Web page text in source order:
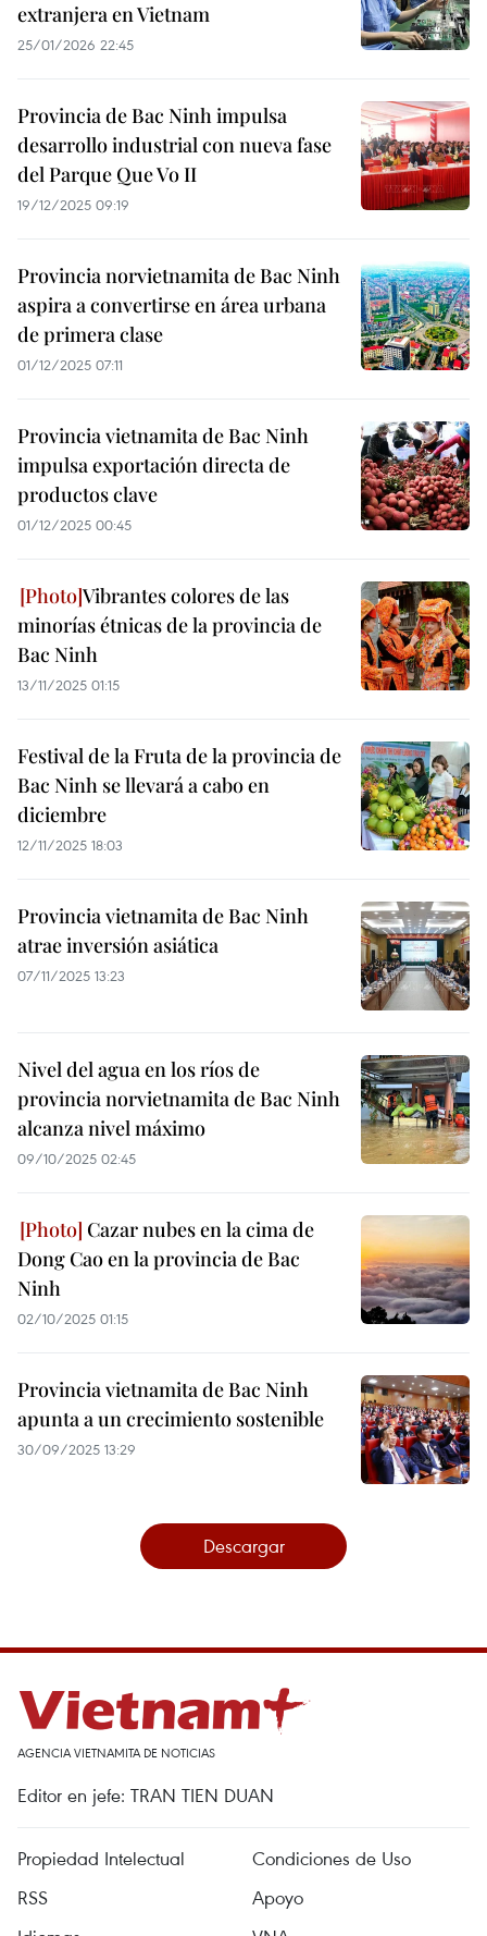
extranjera en Vietnam
25/01/2026 22:45
Provincia de Bac Ninh impulsa
desarrollo industrial con nueva fase
del Parque Que Vo II
19/12/2025 09:19
Provincia norvietnamita de Bac Ninh
aspira a convertirse en área urbana
de primera clase
01/12/2025 07:11
Provincia vietnamita de Bac Ninh
impulsa exportación directa de
productos clave
01/12/2025 00:45
Vibrantes colores de las
minorías étnicas de la provincia de
Bac Ninh
13/11/2025 01:15
Festival de la Fruta de la provincia de
Bac Ninh se llevará a cabo en
diciembre
12/11/2025 18:03
Provincia vietnamita de Bac Ninh
atrae inversión asiática
07/11/2025 13:23
Nivel del agua en los ríos de
provincia norvietnamita de Bac Ninh
alcanza nivel máximo
09/10/2025 02:45
Cazar nubes en la cima de
Dong Cao en la provincia de Bac
Ninh
02/10/2025 01:15
Provincia vietnamita de Bac Ninh
apunta a un crecimiento sostenible
30/09/2025 13:29
Descargar
AGENCIA VIETNAMITA DE NOTICIAS
Editor en jefe: TRAN TIEN DUAN
Propiedad Intelectual
Condiciones de Uso
RSS
Apoyo